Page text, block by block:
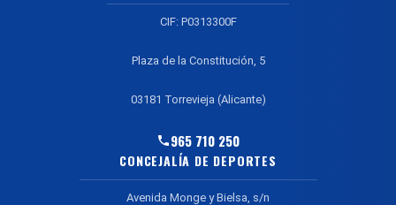
CIF: P0313300F
Plaza de la Constitución, 5
03181 Torrevieja (Alicante)
965 710 250
CONCEJALÍA DE DEPORTES
Avenida Monge y Bielsa, s/n